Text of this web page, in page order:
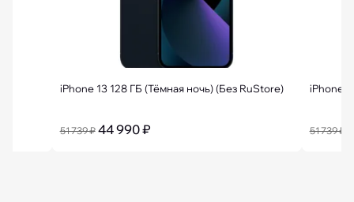
iPhone 13 128 ГБ (Тёмная ночь) (Без RuStore)
51 739 ₽ 44 990 ₽
iPhone
51 739 ₽